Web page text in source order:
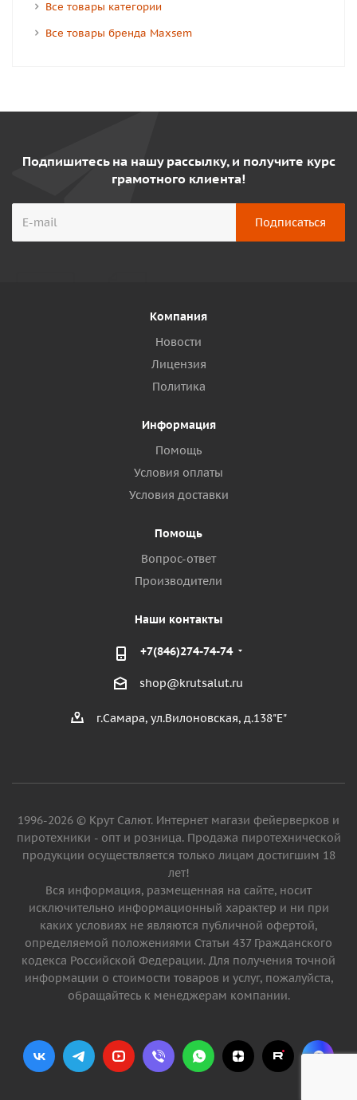
Все товары категории
Все товары бренда Maxsem
Подпишитесь на нашу рассылку, и получите курс
грамотного клиента!
Компания
Новости
Лицензия
Политика
Информация
Помощь
Условия оплаты
Условия доставки
Помощь
Вопрос-ответ
Производители
Наши контакты
+7(846)274-74-74
shop@krutsalut.ru
г.Самара, ул.Вилоновская, д.138"Е"
1996-2026 © Крут Салют. Интернет магази фейерверков и
пиротехники - опт и розница. Продажа пиротехнической
продукции осуществляется только лицам достигшим 18
лет!
Вся информация, размещенная на сайте, носит
исключительно информационный характер и ни при
каких условиях не являются публичной офертой,
определяемой положениями Статьи 437 Гражданского
кодекса Российской Федерации. Для получения точной
информации о стоимости товаров и услуг, пожалуйста,
обращайтесь к менеджерам компании.